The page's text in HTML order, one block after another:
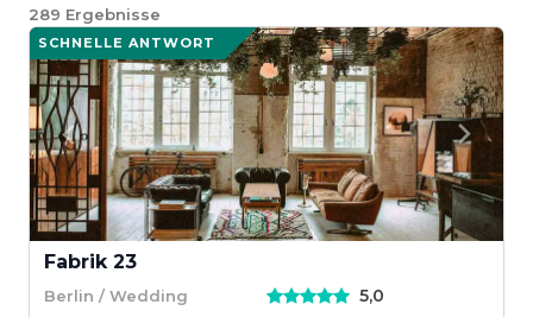
289 Ergebnisse
SCHNELLE ANTWORT
Fabrik 23
Berlin / Wedding 5,0